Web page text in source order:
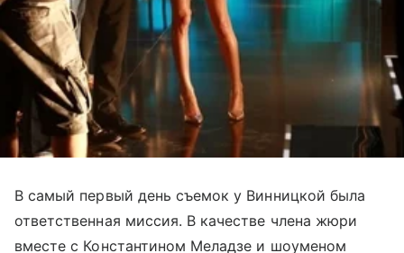
В самый первый день съемок у Винницкой была
ответственная миссия. В качестве члена жюри
вместе с Константином Меладзе и шоуменом